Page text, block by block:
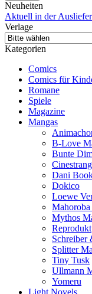
Neuheiten
Aktuell in der
Verlage
Kategorien
Comics
Comics für
Romane
Spiele
Magazine
Mangas
B-Love
Bunte
Dani
Dokico
Loewe
Mythos
Reprodukt
Schreiber
Splitter
Tiny Tusk
Ullmann
Yomeru
Light Novels